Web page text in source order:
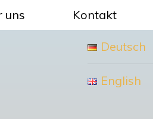
uns Kontakt
Deutsch
English